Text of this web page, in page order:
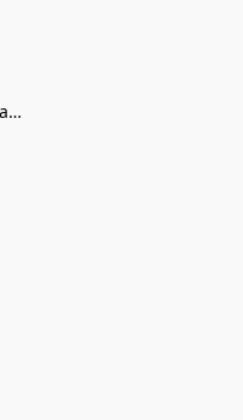
Interieurobjecten en decoratie